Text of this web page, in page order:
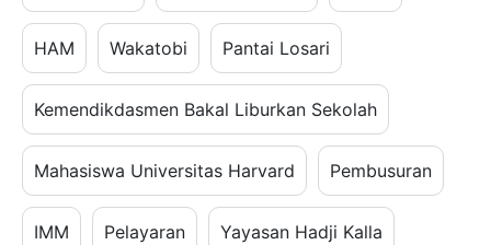
HAM Wakatobi Pantai Losari
Kemendikdasmen Bakal Liburkan Sekolah
Mahasiswa Universitas Harvard Pembusuran
IMM Pelayaran Yayasan Hadji Kalla